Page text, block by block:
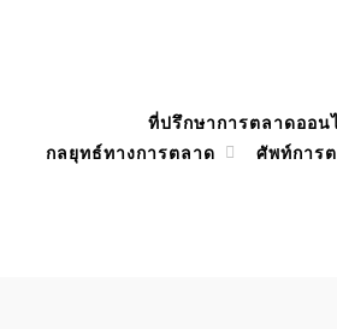
ที่ปรึกษาการตลาดออน
กลยุทธ์ทางการตลาด
ศัพท์การ